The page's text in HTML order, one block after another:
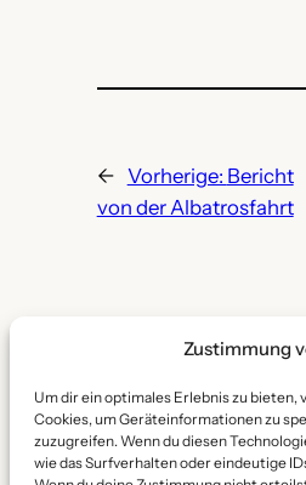
Zustimmung
Um dir ein optimales Erlebnis zu bieten,
Cookies, um Geräteinformationen zu
zuzugreifen. Wenn du diesen
wie das Surfverhalten oder eindeutige
← Vorherige: Bericht
von der Albatrosfahrt
Stamm Sarowe